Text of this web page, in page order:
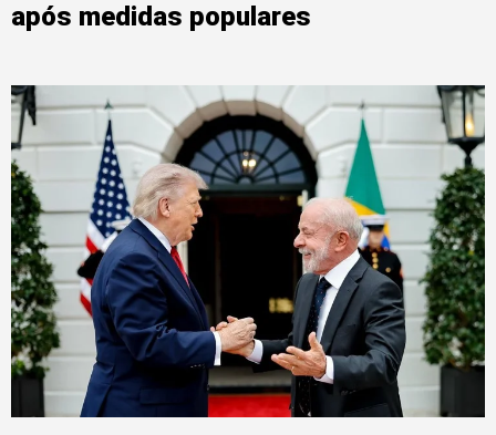
após medidas populares